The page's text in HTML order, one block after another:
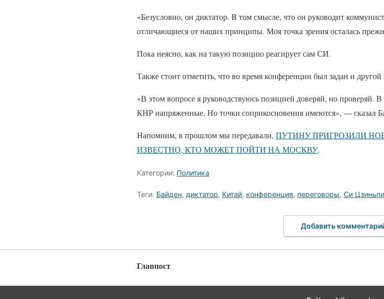
«Безусловно, он диктатор. B том смысле, что он руководит
отличающиеся от наших принципы. Моя точка зрения осталась
Пока неясно, как на такую позицию реагирует сам СИ.
Также стоит отметить, что во время конференции был задан и
«В этом вопросе я руководствуюсь позицией доверяй, но
КНР напряженные. Но точки соприкосновения имеются», — сказал
Напомним, в прошлом мы передавали, ПУТИНУ ПРИГРОЗИЛИ
ИЗВЕСТНО, КТО МОЖЕТ ПОЙТИ НА МОСКВУ.
Категории: Политика
Теги: Байден, диктатор, Китай, конференция, переговоры, Си
Добавить
Главпост